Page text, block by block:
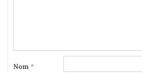
Nom *